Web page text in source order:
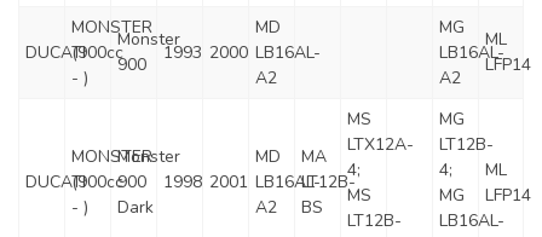
DUCATI
MONSTER
(900cc
- )
Monster
900
1993 2000
MD
LB16AL-
A2
MG
LB16AL-
A2
ML
LFP14
DUCATI
MONSTER
(900cc
- )
Monster
900
Dark
1998 2001
MD
LB16AL-
A2
MA
LT12B-
BS
MS
LTX12A-
4;
MS
LT12B-
MG
LT12B-
4;
MG
LB16AL-
ML
LFP14